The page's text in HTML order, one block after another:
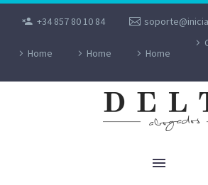
+34 857 80 10 84
Home Home Home
ACREDITACIÓN DEL